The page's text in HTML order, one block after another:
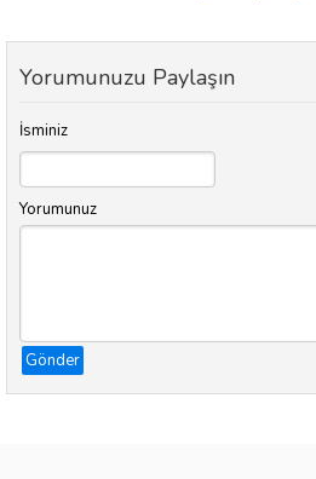
Yorumunuzu Paylaşın
İsminiz
Yorumunuz
Gönder